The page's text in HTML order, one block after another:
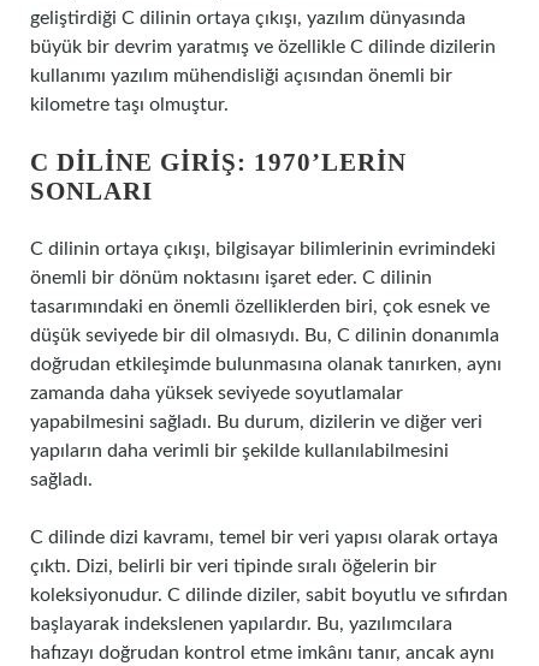
geliştirdiği C dilinin ortaya çıkışı, yazılım dünyasında
büyük bir devrim yaratmış ve özellikle C dilinde dizilerin
kullanımı yazılım mühendisliği açısından önemli bir
kilometre taşı olmuştur.
C DILINE GIRIŞ: 1970’LERIN
SONLARI
C dilinin ortaya çıkışı, bilgisayar bilimlerinin evrimindeki
önemli bir dönüm noktasını işaret eder. C dilinin
tasarımındaki en önemli özelliklerden biri, çok esnek ve
düşük seviyede bir dil olmasıydı. Bu, C dilinin donanımla
doğrudan etkileşimde bulunmasına olanak tanırken, aynı
zamanda daha yüksek seviyede soyutlamalar
yapabilmesini sağladı. Bu durum, dizilerin ve diğer veri
yapıların daha verimli bir şekilde kullanılabilmesini
sağladı.
C dilinde dizi kavramı, temel bir veri yapısı olarak ortaya
çıktı. Dizi, belirli bir veri tipinde sıralı öğelerin bir
koleksiyonudur. C dilinde diziler, sabit boyutlu ve sıfırdan
başlayarak indekslenen yapılardır. Bu, yazılımcılara
hafızayı doğrudan kontrol etme imkânı tanır, ancak aynı